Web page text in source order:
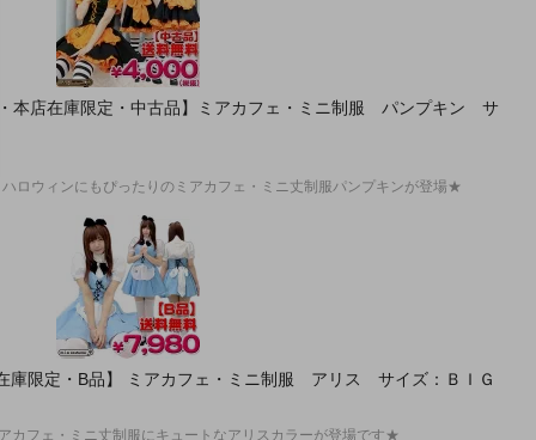
本店在庫限定・中古品】ミアカフェ・ミニ制服 パンプキン サ
ロウィンにもぴったりのミアカフェ・ミニ丈制服パンプキンが登場★
庫限定・B品】 ミアカフェ・ミニ制服 アリス サイズ：ＢＩＧ
フェ・ミニ丈制服にキュートなアリスカラーが登場です★